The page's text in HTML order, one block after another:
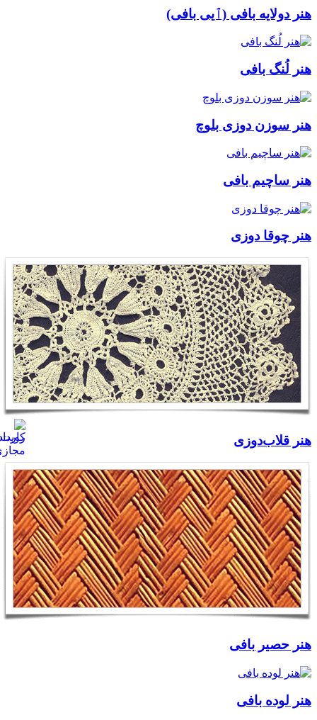
هنر دولایه بافی (ٱیی بافی)
هنر لُنگ بافی
هنر سوزن دوزی بلوچ
هنر ساچیم بافی
هنر چوقا دوزی
هنر قلاب‌دوزی
هنر حصیر بافی
هنر لوده بافی